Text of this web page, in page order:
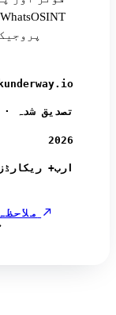
تصدیق شدہ ·
2026
بریچ انٹیلیجنس API · 15 ارب+ ریکارڈز